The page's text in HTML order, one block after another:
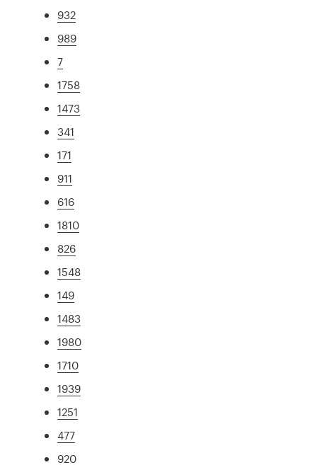
932
989
7
1758
1473
341
171
911
616
1810
826
1548
149
1483
1980
1710
1939
1251
477
920